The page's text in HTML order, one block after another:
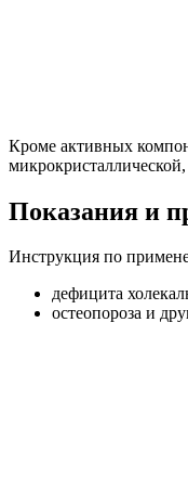
Кроме активных
Показания и
Инструкция по
дефицита
остеопороза и